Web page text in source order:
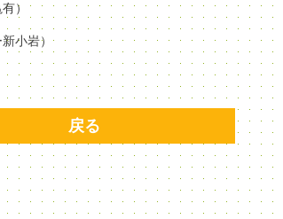
）
小岩）
戻る